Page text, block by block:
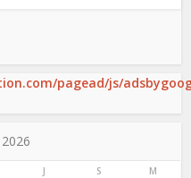
pagead/js/
J S M